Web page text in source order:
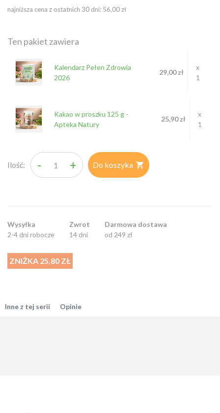
najniższa cena z ostatnich 30 dni: 56,00 zł
Ten pakiet zawiera
Kalendarz Pełen Zdrowia
2026
29,00 zł
x
1
Kakao w proszku 125 g -
Apteka Natury
25,90 zł
x
1
Ilość: - + Do koszyka 
Wysyłka
2-4 dni robocze
Zwrot
14 dni
Darmowa dostawa
od 249 zł
ZNIŻKA 25,80 ZŁ
Inne z tej serii Opinie